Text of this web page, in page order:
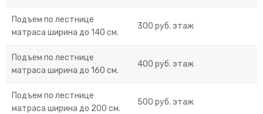
Подъем по лестнице
матраса ширина до 140 см.
300 руб. этаж
Подъем по лестнице
матраса ширина до 160 см.
400 руб. этаж
Подъем по лестнице
матраса ширина до 200 см.
500 руб. этаж